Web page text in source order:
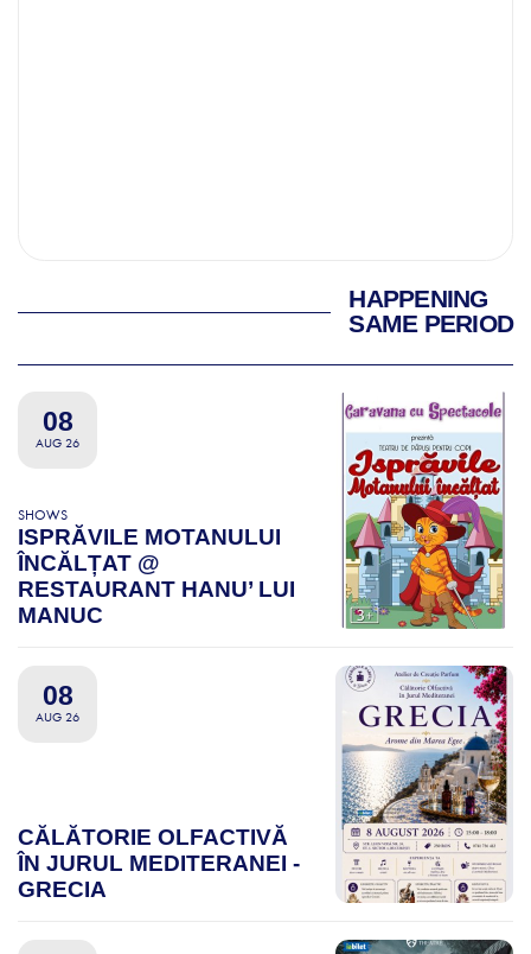
HAPPENING
SAME PERIOD
08
AUG 26
SHOWS
ISPRĂVILE MOTANULUI
ÎNCĂLȚAT @
RESTAURANT HANU’ LUI
MANUC
08
AUG 26
CĂLĂTORIE OLFACTIVĂ
ÎN JURUL MEDITERANEI -
GRECIA